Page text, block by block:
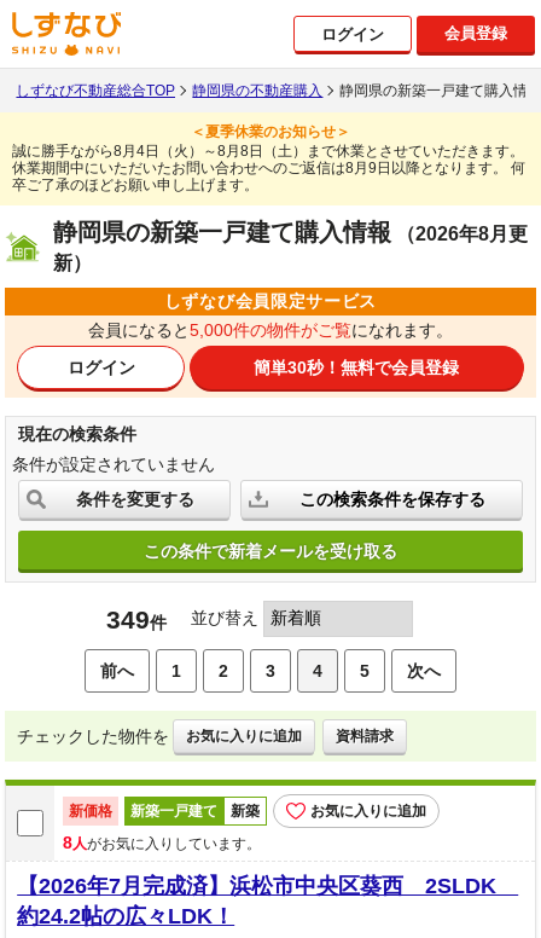
ログイン 会員登録
しずなび不動産総合TOP 静岡県の不動産購入 静岡県の新築一戸建て購入情
＜夏季休業のお知らせ＞
誠に勝手ながら8月4日（火）～8月8日（土）まで休業とさせていただきます。
休業期間中にいただいたお問い合わせへのご返信は8月9日以降となります。
何
卒ご了承のほどお願い申し上げます。
静岡県の新築一戸建て購入情報
（2026年8月更
新）
しずなび会員限定サービス
会員になると5,000件の物件がご覧になれます。
ログイン
簡単30秒！無料で会員登録
現在の検索条件
条件が設定されていません
条件を変更する
この検索条件を保存する
この条件で新着メールを受け取る
349件 並び替え
前へ 1 2 3 4 5 次へ
チェックした物件を お気に入りに追加 資料請求
新価格 新築一戸建て 新築 お気に入りに追加
8人がお気に入りしています。
【2026年7月完成済】浜松市中央区葵西 2SLDK
約24.2帖の広々LDK！